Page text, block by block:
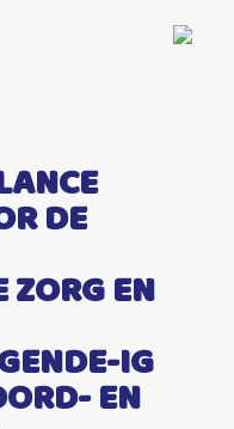
DE
ZORG EN
IG
EN